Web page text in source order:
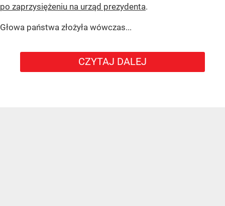
po zaprzysiężeniu na urząd prezydenta.
Głowa państwa złożyła wówczas...
CZYTAJ DALEJ